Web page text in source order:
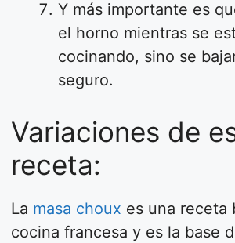
Y más importante es
el horno mientras se
cocinando, sino se
seguro.
Variaciones de
receta:
La masa choux es una receta
cocina francesa y es la base